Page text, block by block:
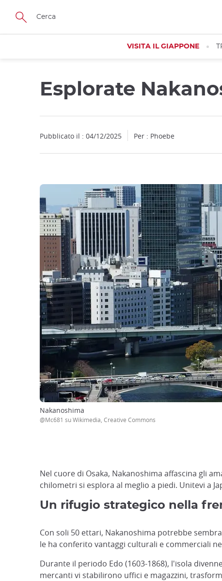
Skip
main
VISITA IL GIAPPONE
Esplorate
Pubblicato il : 04/12/2025 Per : Phoebe
Nakanoshima
@Mc681 su Wikimedia, Creative Commons
Nel cuore di Osaka, Nakanoshima affascina gli
chilometri si esplora al meglio a piedi. Unitevi a
Un rifugio strategico nella
Con soli 50 ettari, Nakanoshima potrebbe
le ha conferito vantaggi culturali e commerciali
Durante il periodo Edo (1603-1868), l'isola
mercanti vi stabilirono uffici e magazzini,